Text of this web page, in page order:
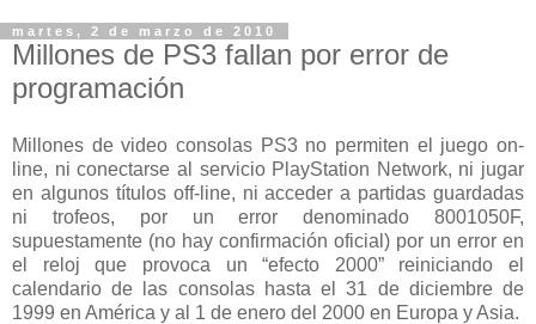
martes, 2 de marzo de 2010
Millones de PS3 fallan por error de
programación
Millones de video consolas PS3 no permiten el juego on-
line, ni conectarse al servicio PlayStation Network, ni jugar
en algunos títulos off-line, ni acceder a partidas guardadas
ni trofeos, por un error denominado 8001050F,
supuestamente (no hay confirmación oficial) por un error en
el reloj que provoca un “efecto 2000” reiniciando el
calendario de las consolas hasta el 31 de diciembre de
1999 en América y al 1 de enero del 2000 en Europa y Asia.